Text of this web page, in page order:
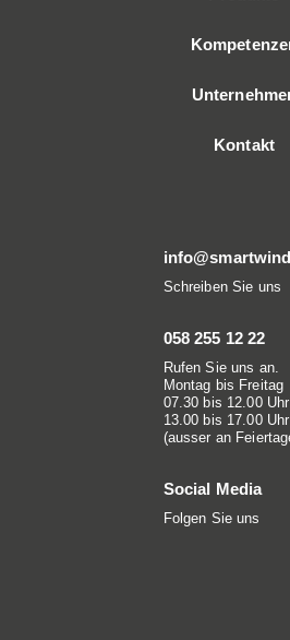
Kontakt
Schreiben Sie uns
058 255 12 22
Rufen Sie uns an.
Montag bis Freitag
07.30 bis 12.00 Uhr
13.00 bis 17.00 Uhr
(ausser an
Social Media
Folgen Sie uns